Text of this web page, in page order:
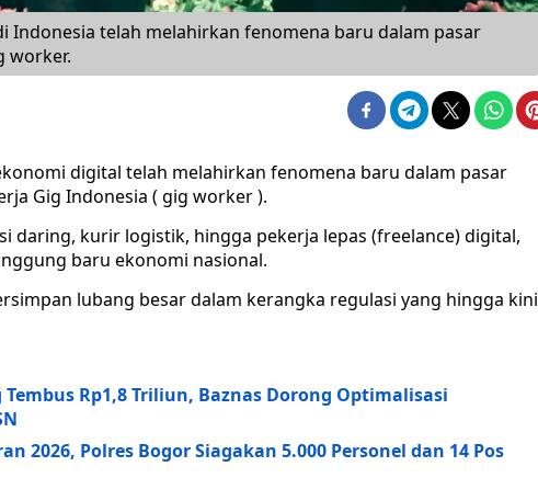
Indonesia telah melahirkan fenomena baru dalam pasar
worker.
digital telah melahirkan fenomena baru dalam pasar
Gig Indonesia ( gig worker ).
daring, kurir logistik, hingga pekerja lepas (freelance) digital,
baru ekonomi nasional.
lubang besar dalam kerangka regulasi yang hingga kini
Rp1,8 Triliun, Baznas Dorong Optimalisasi
2026, Polres Bogor Siagakan 5.000 Personel dan 14 Pos